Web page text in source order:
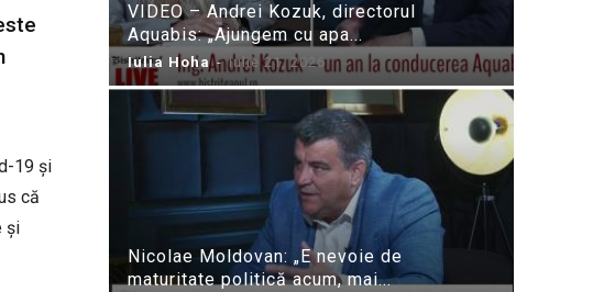
19 și
că
și
VIDEO – Andrei Kozuk, directorul
Aquabis: „Ajungem cu apa...
Iulia Hoha - iulie 21, 2026
Nicolae Moldovan: „E nevoie de
maturitate politică acum, mai...